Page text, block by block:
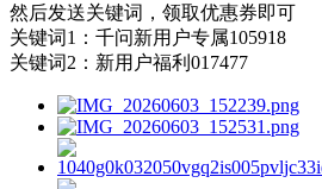
然后发送关键词，领取优惠券即可
关键词1：千问新用户专属105918
关键词2：新用户福利017477